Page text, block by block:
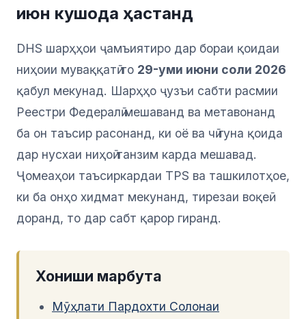
июн кушода ҳастанд
DHS шарҳҳои ҷамъиятиро дар бораи қоидаи
ниҳоии муваққатӣ то 29-уми июни соли 2026
қабул мекунад. Шарҳҳо ҷузъи сабти расмии
Реестри Федералӣ мешаванд ва метавонанд
ба он таъсир расонанд, ки оё ва чӣ гуна қоида
дар нусхаи ниҳоӣ танзим карда мешавад.
Ҷомеаҳои таъсиркардаи TPS ва ташкилотҳое,
ки ба онҳо хидмат мекунанд, тирезаи воқеӣ
доранд, то дар сабт қарор гиранд.
Хониши марбута
Мӯҳлати Пардохти Солонаи